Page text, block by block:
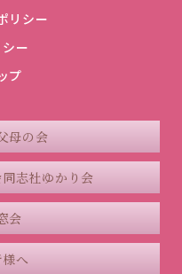
リシー
ー
プ
母の会
同志社ゆかり会
会
へ